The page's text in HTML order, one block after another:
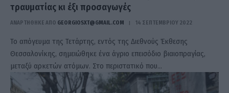
τραυματίας κι έξι προσαγωγές
ΑΝΑΡΤΗΘΗΚΕ ΑΠΟ GEORGIOSXT@GMAIL.COM 14 ΣΕΠΤΕΜΒΡΊΟΥ 2022
Το απόγευμα της Τετάρτης, εντός της Διεθνούς Έκθεσης
Θεσσαλονίκης, σημειώθηκε ένα άγριο επεισόδιο βιαιοπραγίας,
μεταξύ αρκετών ατόμων. Στο περιστατικό που…